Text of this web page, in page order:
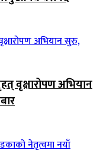
वृक्षारोपण अभियान